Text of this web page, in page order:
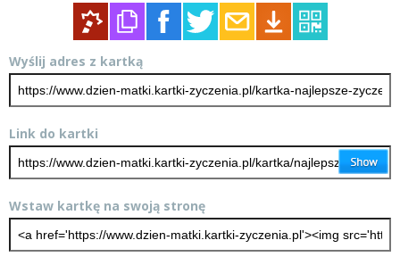
Wyślij adres z kartką
Link do kartki
Wstaw kartkę na swoją stronę